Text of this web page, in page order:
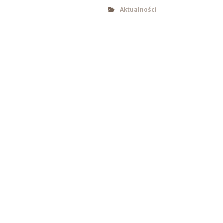
Aktualności